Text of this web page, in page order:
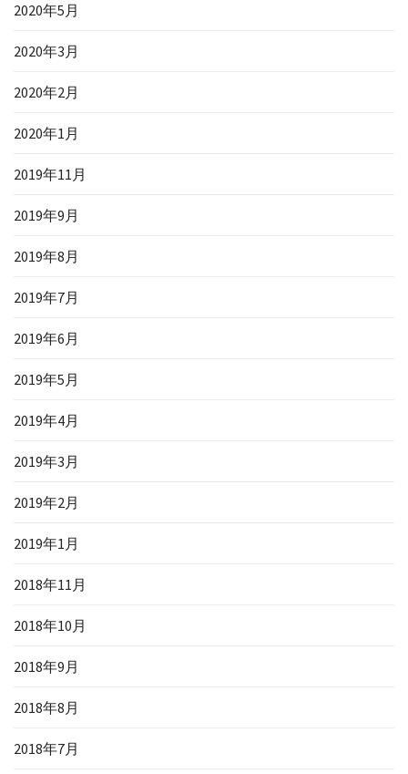
2020年5月
2020年3月
2020年2月
2020年1月
2019年11月
2019年9月
2019年8月
2019年7月
2019年6月
2019年5月
2019年4月
2019年3月
2019年2月
2019年1月
2018年11月
2018年10月
2018年9月
2018年8月
2018年7月